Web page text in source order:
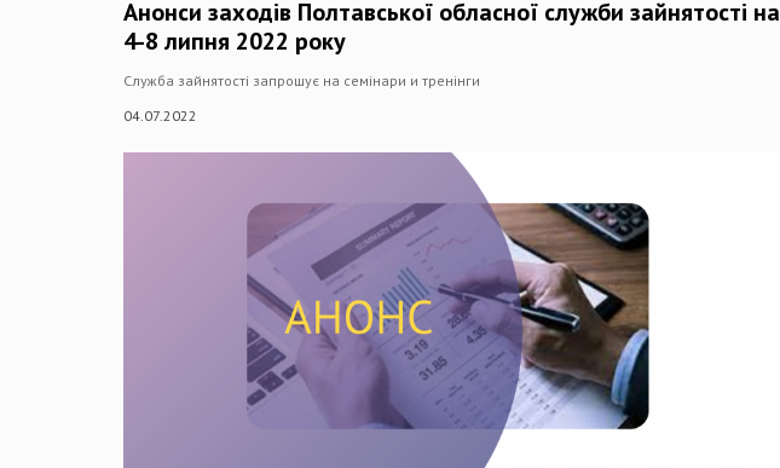
Анонси заходів Полтавської обласної служби зайнятості на
4-8 липня 2022 року
Cлужба зайнятості запрошує на семінари и тренінги
04.07.2022